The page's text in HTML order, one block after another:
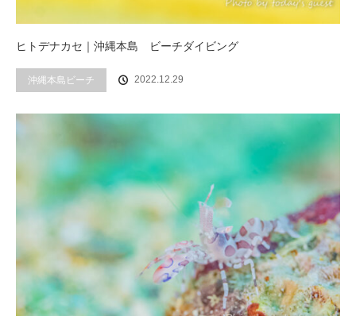
ヒトデナカセ｜沖縄本島 ビーチダイビング
沖縄本島ビーチ 2022.12.29